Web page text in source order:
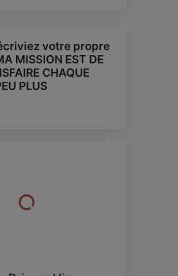
votre propre
MISSION EST DE
CHAQUE
PLUS